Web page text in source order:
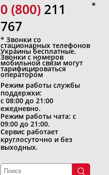
0 (800)
0 (800) 211
767
* Звонки со
стационарных телефонов
Украины бесплатные.
Звонки с номеров
мобильной связи могут
тарифицироваться
оператором
Режим работы службы
поддержки:
с 08:00 до 21:00
ежедневно.
Режим работы чата: с
09:00 до 21:00.
Сервис работает
круглосуточно и без
выходных.